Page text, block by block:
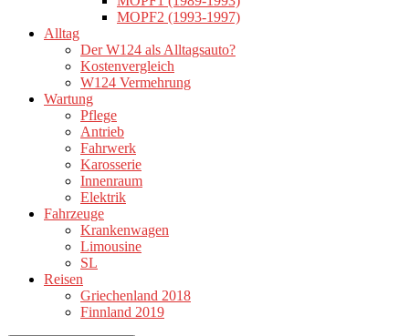
MOPF2 (1993-1997)
Alltag
Der W124 als Alltagsauto?
Kostenvergleich
W124 Vermehrung
Wartung
Pflege
Antrieb
Fahrwerk
Karosserie
Innenraum
Elektrik
Fahrzeuge
Krankenwagen
Limousine
SL
Reisen
Griechenland 2018
Finnland 2019